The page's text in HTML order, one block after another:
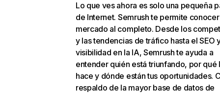
Lo que ves ahora es solo una pequeña
de Internet. Semrush te permite
mercado al completo. Desde los
y las tendencias de tráfico hasta el SEO
visibilidad en la IA, Semrush te ayuda a
entender quién está triunfando, por qué
hace y dónde están tus oportunidades.
respaldo de la mayor base de datos de